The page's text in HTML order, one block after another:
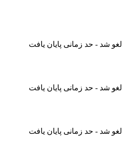
شد - حد زمانی پایان یافت
شد - حد زمانی پایان یافت
شد - حد زمانی پایان یافت